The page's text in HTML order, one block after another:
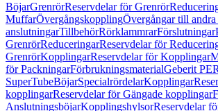
BöjarGrenrörReservdelar för Grenrör
MuffarÖvergångskopplingÖvergångar till andra
anslutningarTillbehörRörklammrarFörslutningar
GrenrörReduceringarReservdelar för
GrenrörKopplingarReservdelar för Kopplingar
för PackningarFörbrukningsmaterialGeberit PE
SuperTubeBöjarSpecialrördelarKopplingar
kopplingarReservdelar för Gängade kopplingar
AnslutningsböjarKopplingshylsorReservdelar